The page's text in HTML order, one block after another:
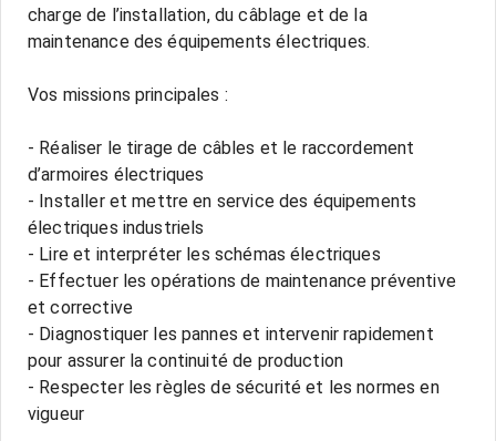
charge de l’installation, du câblage et de la
maintenance des équipements électriques.
Vos missions principales :
- Réaliser le tirage de câbles et le raccordement
d’armoires électriques
- Installer et mettre en service des équipements
électriques industriels
- Lire et interpréter les schémas électriques
- Effectuer les opérations de maintenance préventive
et corrective
- Diagnostiquer les pannes et intervenir rapidement
pour assurer la continuité de production
- Respecter les règles de sécurité et les normes en
vigueur